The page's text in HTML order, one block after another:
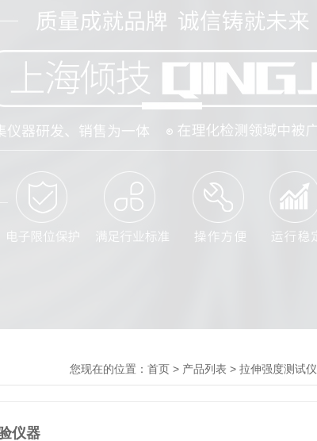
您现在的位置： 首页 > 产品列表 > 拉伸强度测试仪
仪器